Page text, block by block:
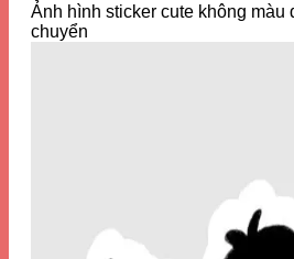
Ảnh hình sticker cute không màu
chuyển